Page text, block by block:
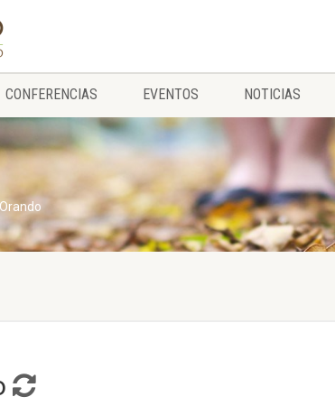
CONFERENCIAS EVENTOS NOTICIAS